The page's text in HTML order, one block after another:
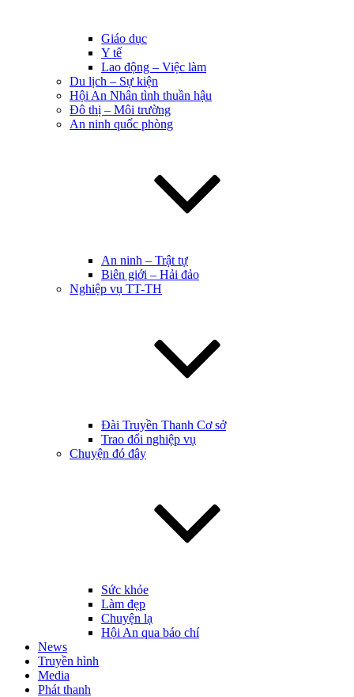
Giáo dục
Y tế
Lao động – Việc làm
Du lịch – Sự kiện
Hội An Nhân tình thuần hậu
Đô thị – Môi trường
An ninh quốc phòng
An ninh – Trật tự
Biên giới – Hải đảo
Nghiệp vụ TT-TH
Đài Truyền Thanh Cơ sở
Trao đổi nghiệp vụ
Chuyện đó đây
Sức khỏe
Làm đẹp
Chuyện lạ
Hội An qua báo chí
News
Truyền hình
Media
Phát thanh